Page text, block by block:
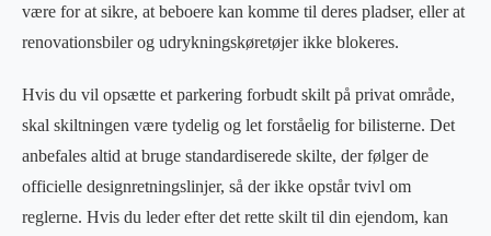
være for at sikre, at beboere kan komme til deres pladser, eller at
renovationsbiler og udrykningskøretøjer ikke blokeres.
Hvis du vil opsætte et parkering forbudt skilt på privat område,
skal skiltningen være tydelig og let forståelig for bilisterne. Det
anbefales altid at bruge standardiserede skilte, der følger de
officielle designretningslinjer, så der ikke opstår tvivl om
reglerne. Hvis du leder efter det rette skilt til din ejendom, kan